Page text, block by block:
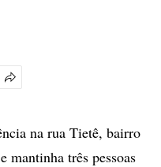
na rua Tietê, bairro
mantinha três pessoas